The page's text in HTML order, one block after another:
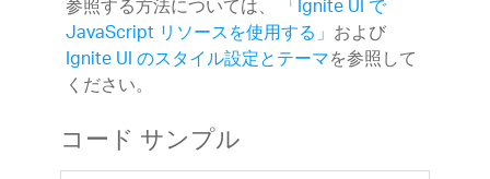
参照する方法については、 「Ignite UI で
JavaScript リソースを使用する」 および
Ignite UI のスタイル設定とテーマを参照して
ください。
コード サンプル